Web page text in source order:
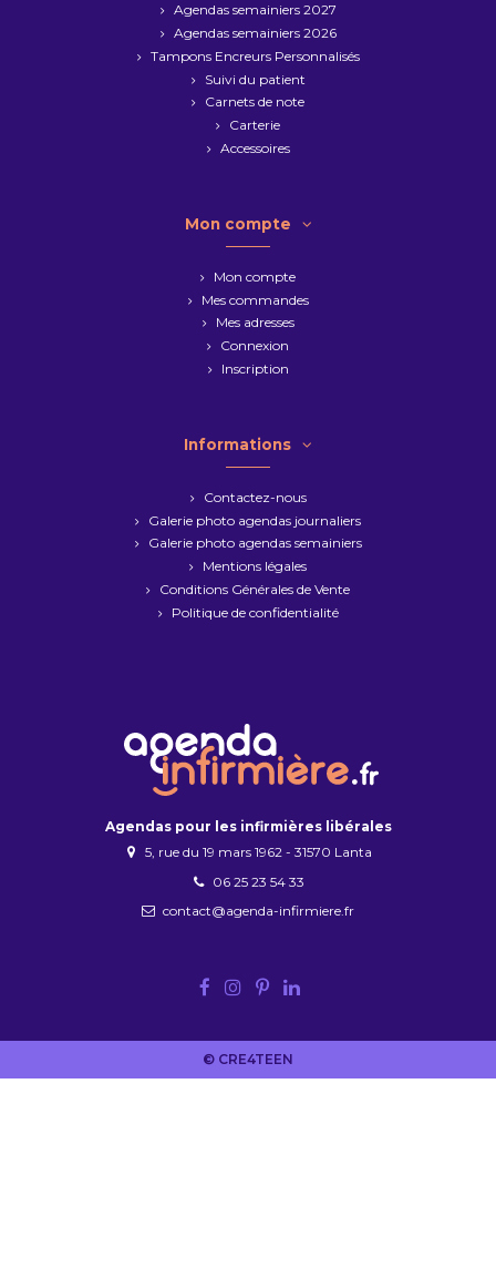
Agendas semainiers 2027
Agendas semainiers 2026
Tampons Encreurs Personnalisés
Suivi du patient
Carnets de note
Carterie
Accessoires
Mon compte
Mon compte
Mes commandes
Mes adresses
Connexion
Inscription
Informations
Contactez-nous
Galerie photo agendas journaliers
Galerie photo agendas semainiers
Mentions légales
Conditions Générales de Vente
Politique de confidentialité
Agendas pour les infirmières libérales
5, rue du 19 mars 1962 - 31570 Lanta
06 25 23 54 33
contact@agenda-infirmiere.fr
© CRE4TEEN